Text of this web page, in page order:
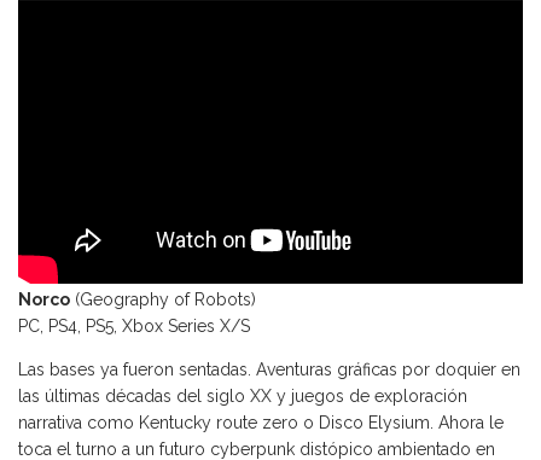
Norco (Geography of Robots)
PC, PS4, PS5, Xbox Series X/S
Las bases ya fueron sentadas. Aventuras gráficas por doquier en
las últimas décadas del siglo XX y juegos de exploración
narrativa como Kentucky route zero o Disco Elysium. Ahora le
toca el turno a un futuro cyberpunk distópico ambientado en